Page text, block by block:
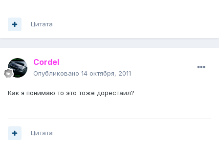
Цитата
Cordel
Опубликовано 14 октября, 2011
Как я понимаю то это тоже дорестаил?
Цитата